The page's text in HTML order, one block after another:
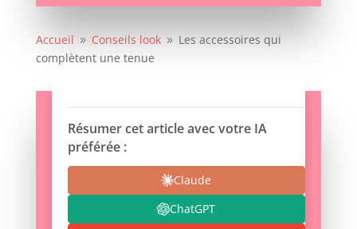
Accueil 9 Conseils look 9 Les accessoires qui
complètent une tenue
Résumer cet article avec votre IA
préférée :
Claude
ChatGPT